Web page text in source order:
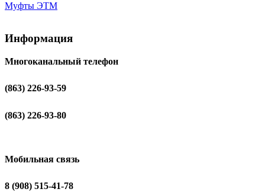
Муфты ЭТМ
Информация
Многоканальный телефон
(863) 226-93-59
(863) 226-93-80
Мобильная связь
8 (908) 515-41-78